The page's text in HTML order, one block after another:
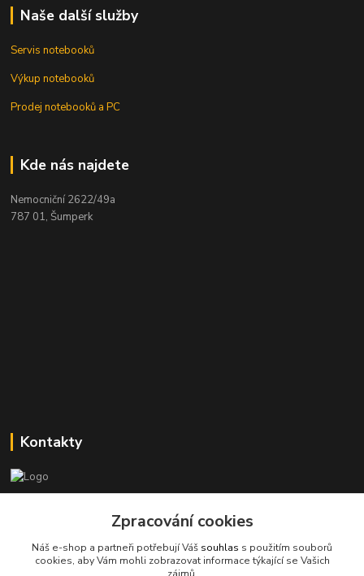
Naše další služby
Servis notebooků
Výkup notebooků
Prodej notebooků a PC
Kde nás najdete
Nemocniční 2622/49a
787 01, Šumperk
Kontakty
+420 601 366 545
info@spkcomputer.cz
Zpracování cookies
Náš e-shop a partneři potřebují Váš souhlas s použitím souborů
cookies, aby Vám mohli zobrazovat informace týkající se Vašich